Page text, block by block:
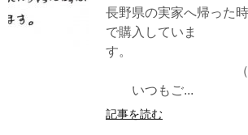
長野県の実家へ帰った
で購入していま
す
（愛知県
いつもご...
記事を読む